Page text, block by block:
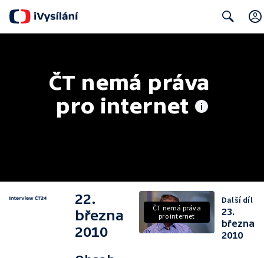
ČT nemá práva
pro internet
22.
března
2010
ČT nemá práva
pro internet
Další díl
23.
března
2010